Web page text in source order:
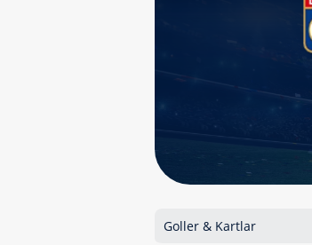
Goller & Kartlar